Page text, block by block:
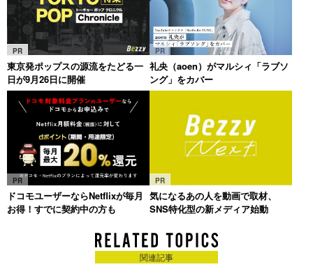
PR
東京発ポップスの源流をたどる一
日が9月26日に開催
PR
礼央（aoen）がマルシィ「ラブソ
ング」をカバー
PR
ドコモユーザーならNetflixが毎月
お得！すでに契約中の方も
PR
気になるあの人を動画で取材、
SNS特化型の新メディア始動
関連記事